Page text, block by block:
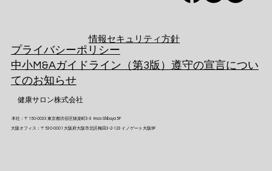
​情報セキュリティ方針
プライバシーポリシー
中小M&Aガイドライン（第3版）遵守の宣言につい
てのお知らせ
​ 健康サロン株式会社
​大阪オフィス：〒530-0001 大阪府大阪市北区梅田3-2-123 イノゲート大阪9F
​本社：〒150-0033 東京都渋谷区猿楽町3-3 Imas Shibuya 5F